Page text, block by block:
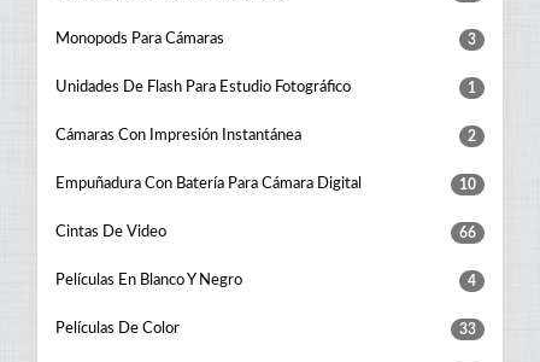
Monopods Para Cámaras 3
Unidades De Flash Para Estudio Fotográfico 1
Cámaras Con Impresión Instantánea 2
Empuñadura Con Batería Para Cámara Digital 10
Cintas De Video 66
Películas En Blanco Y Negro 4
Películas De Color 33